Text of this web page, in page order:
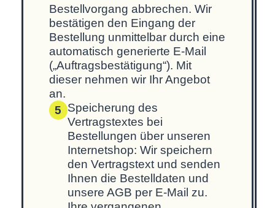
Bestellvorgang abbrechen. Wir
bestätigen den Eingang der
Bestellung unmittelbar durch eine
automatisch generierte E-Mail
(„Auftragsbestätigung“). Mit
dieser nehmen wir Ihr Angebot
an.
5 Speicherung des
Vertragstextes bei
Bestellungen über unseren
Internetshop: Wir speichern
den Vertragstext und senden
Ihnen die Bestelldaten und
unsere AGB per E-Mail zu.